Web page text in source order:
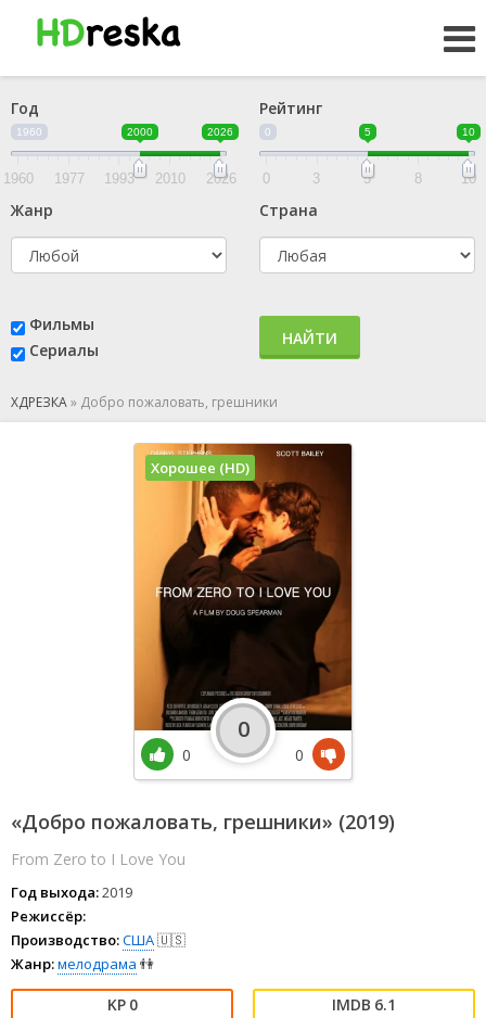
Год
1960 2000 2026
1960 1977 1993 2010 2026
Рейтинг
0 5 10
0 3 5 8 10
Жанр Страна
Фильмы
Сериалы
НАЙТИ
ХДРЕЗКА» Добро пожаловать, грешники
«Добро пожаловать, грешники» (2019)
From Zero to I Love You
Год выхода:2019
Режиссёр:
Производство:США🇺🇸
Жанр:мелодрама 👫
0 6.1
Хорошее (HD)
0
0
0